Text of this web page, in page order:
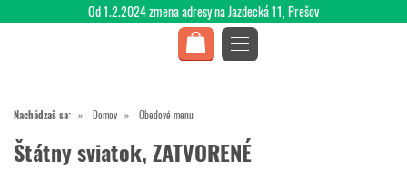
Nachádzaš sa: Domov Obedové menu
Štátny sviatok, ZATVORENÉ
Od 1.2.2024 zmena adresy na Jazdecká 11, Prešov